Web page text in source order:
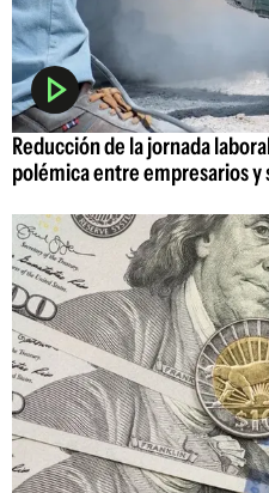
Reducción de la jornada
polémica entre empresarios y